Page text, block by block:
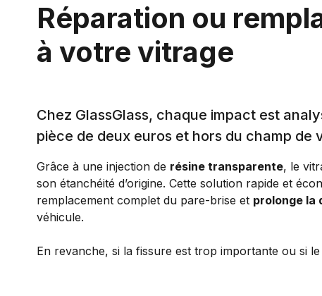
Réparation ou
à votre vitrage
Chez GlassGlass, chaque impact est
pièce de deux euros et hors du champ
Grâce à une injection de résine transparente, le
son étanchéité d’origine. Cette solution rapide et
remplacement complet du pare-brise et prolonge la
véhicule.
En revanche, si la fissure est trop importante ou si